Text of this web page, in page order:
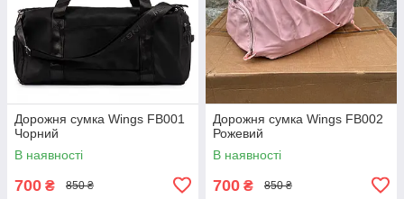
Дорожня сумка Wings FB001
Чорний
В наявності
700 ₴ 850 ₴
Дорожня сумка Wings FB002
Рожевий
В наявності
700 ₴ 850 ₴